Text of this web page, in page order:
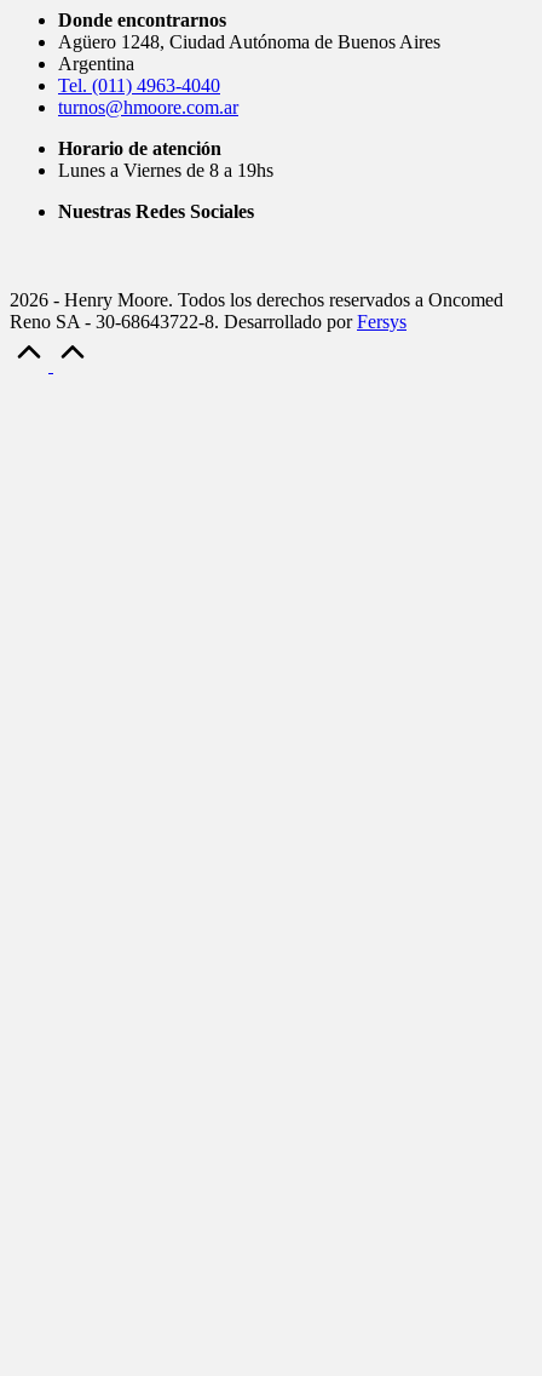
entradas
Donde encontrarnos
Agüero 1248, Ciudad Autónoma de Buenos Aires
Argentina
Tel. (011) 4963-4040
turnos@hmoore.com.ar
Horario de atención
Lunes a Viernes de 8 a 19hs
Nuestras Redes Sociales
2026 - Henry Moore. Todos los derechos reservados a Oncomed
Reno SA - 30-68643722-8. Desarrollado porFersys